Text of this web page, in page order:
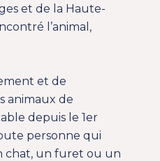
et de la Haute-
l’animal,
et de
animaux de
depuis le 1er
personne qui
chat, un furet ou un